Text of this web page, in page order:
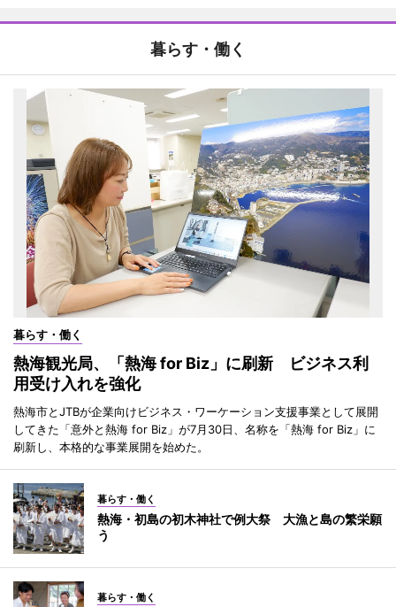
暮らす・働く
暮らす・働く
熱海観光局、「熱海 for Biz」に刷新 ビジネス利
用受け入れを強化
熱海市とJTBが企業向けビジネス・ワーケーション支援事業として展開
してきた「意外と熱海 for Biz」が7月30日、名称を「熱海 for Biz」に
刷新し、本格的な事業展開を始めた。
暮らす・働く
熱海・初島の初木神社で例大祭 大漁と島の繁栄願
う
暮らす・働く